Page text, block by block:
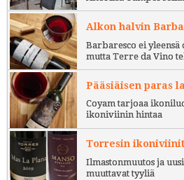
Alkon halvin
Barbaresco ei
mutta Terre da Vino
Pääsiäisen paras
Coyam tarjoaa
ikoniviinin hintaa
Torresin
Ilmastonmuutos ja
muuttavat tyyliä